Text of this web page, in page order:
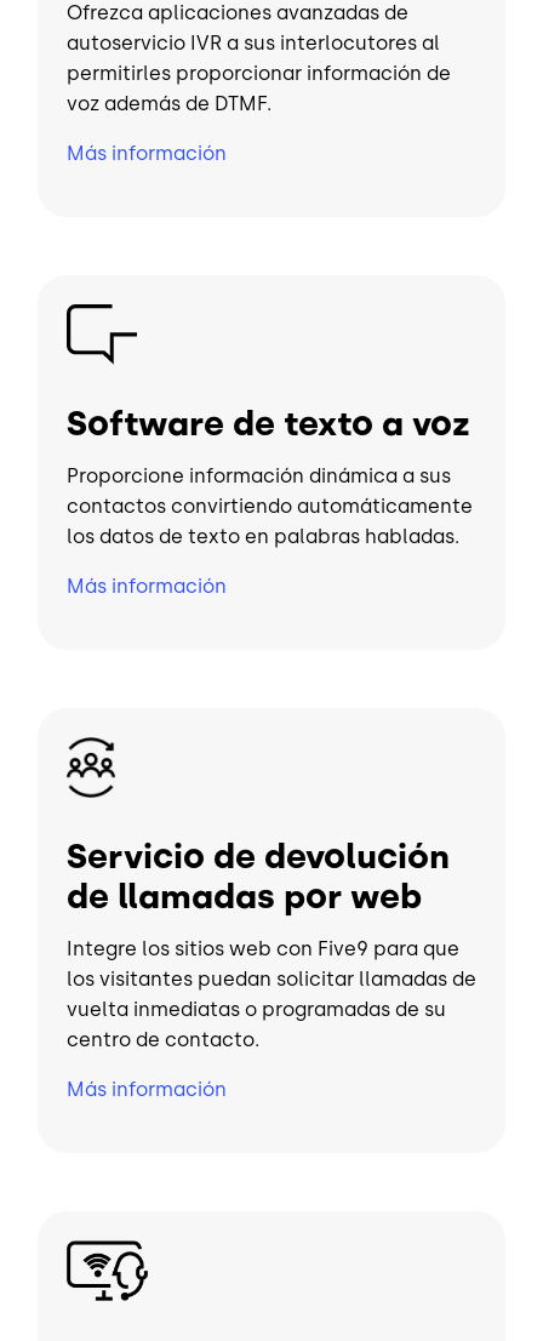
Ofrezca aplicaciones avanzadas de
autoservicio IVR a sus interlocutores al
permitirles proporcionar información de
voz además de DTMF.
Más información
Imagen
Software de texto a voz
Proporcione información dinámica a sus
contactos convirtiendo automáticamente
los datos de texto en palabras habladas.
Más información
Imagen
Servicio de devolución
de llamadas por web
Integre los sitios web con Five9 para que
los visitantes puedan solicitar llamadas de
vuelta inmediatas o programadas de su
centro de contacto.
Más información
Imagen